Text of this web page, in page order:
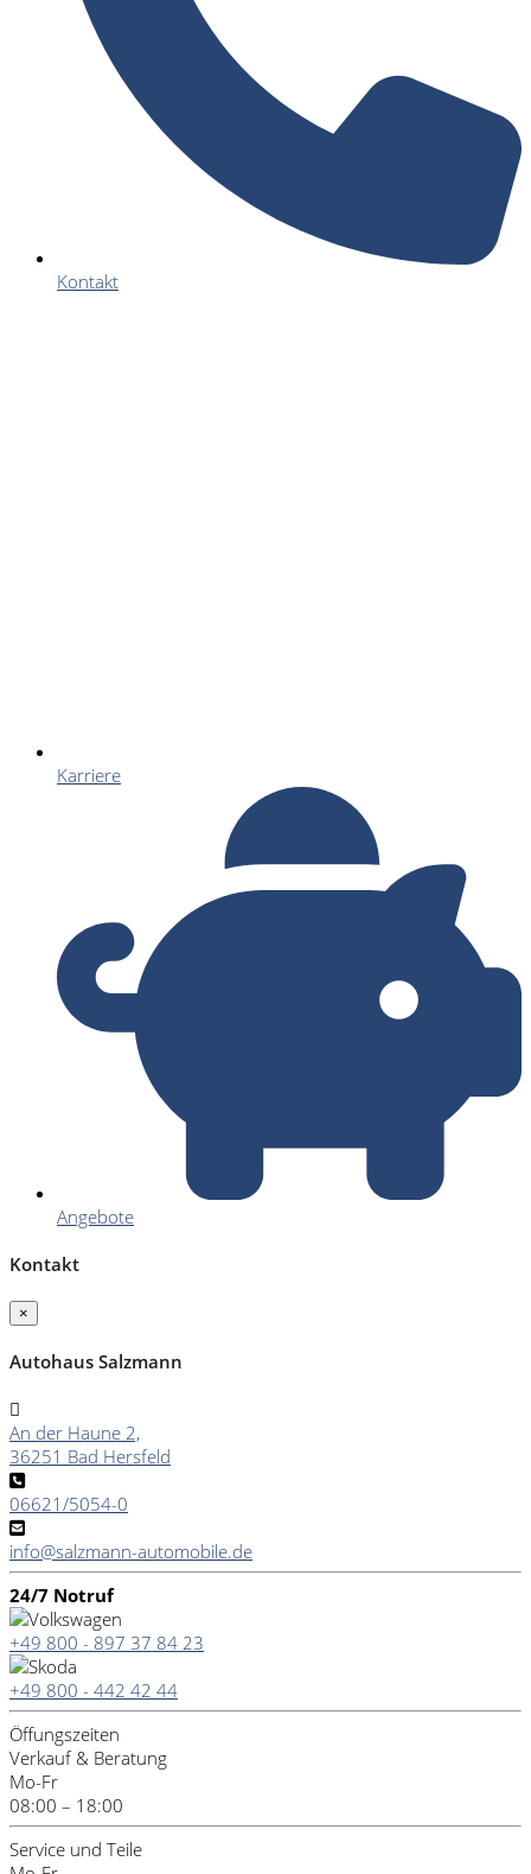
Kontakt
Karriere
Angebote
Kontakt
×
Autohaus Salzmann
An der Haune 2,
36251 Bad Hersfeld
06621/5054-0
info@salzmann-automobile.de
24/7 Notruf
+49 800 - 897 37 84 23
+49 800 - 442 42 44
Öffungszeiten
Verkauf & Beratung
Mo-Fr
08:00 – 18:00
Service und Teile